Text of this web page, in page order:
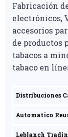
Fabricación
electrónicos,
accesorios
de productos
tabacos a
tabaco en
Distribuciones
Automatico
Leblanch